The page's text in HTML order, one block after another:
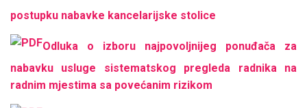
postupku nabavke kancelarijske stolice
Odluka o izboru najpovoljnijeg ponuđača za
nabavku usluge sistematskog pregleda radnika na
radnim mjestima sa povećanim rizikom